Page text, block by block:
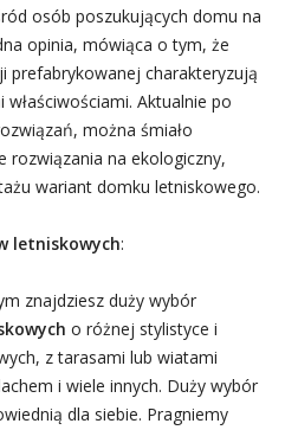
osób poszukujących domu na
opinia, mówiąca o tym, że
prefabrykowanej charakteryzują
właściwościami. Aktualnie po
można śmiało
rozwiązania na ekologiczny,
wariant domku letniskowego.
letniskowych:
znajdziesz duży wybór
o różnej stylistyce i
z tarasami lub wiatami
i wiele innych. Duży wybór
dla siebie. Pragniemy